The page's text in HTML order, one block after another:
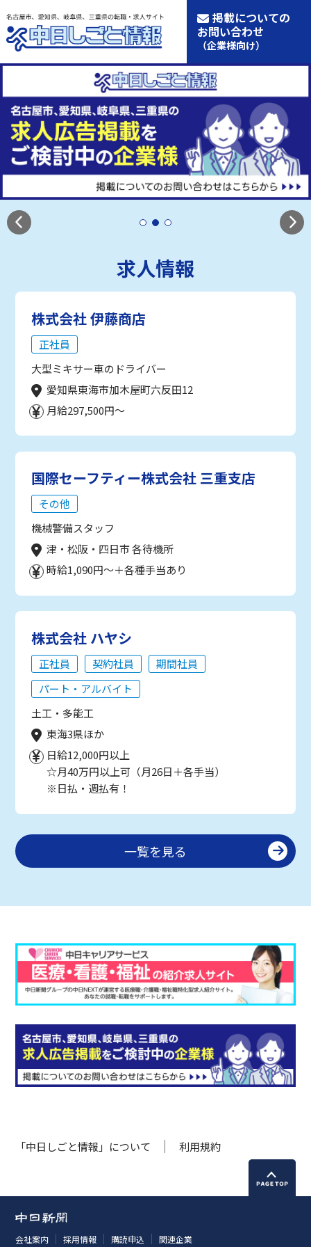
掲載についての
お問い合わせ
（企業様向け）
求人情報
株式会社 伊藤商店
正社員
大型ミキサー車のドライバー
愛知県東海市加木屋町六反田12
月給297,500円～
国際セーフティー株式会社 三重支店
その他
機械警備スタッフ
津・松阪・四日市 各待機所
時給1,090円～＋各種手当あり
株式会社 ハヤシ
正社員 契約社員
期間社員
パート・アルバイト
土工・多能工
東海3県ほか
日給12,000円以上
☆月40万円以上可（月26日＋各手当）
※日払・週払有！
一覧を見る
「中日しごと情報」について 利用規約
会社案内 採用情報 購読申込 関連企業